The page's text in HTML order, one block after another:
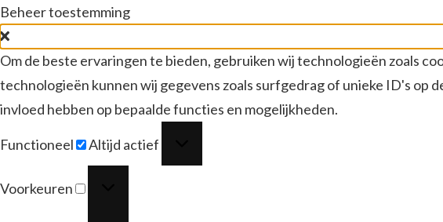
Beheer toestemming
Om de beste ervaringen te bieden, gebruiken wij technologieën zoals
technologieën kunnen wij gegevens zoals surfgedrag of unieke ID's op
invloed hebben op bepaalde functies en mogelijkheden.
Functioneel Altijd actief
Voorkeuren